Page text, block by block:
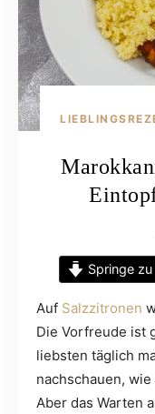
Springe
Auf Salzzitronen
Die Vorfreude ist
liebsten täglich
nachschauen,
Aber das Warten